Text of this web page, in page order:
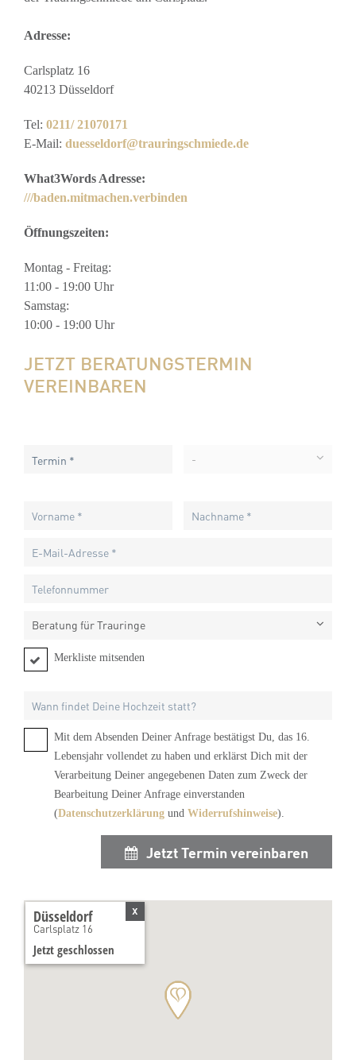
Adresse:
Carlsplatz 16
40213 Düsseldorf
Tel: 0211/ 21070171
E-Mail: duesseldorf@trauringschmiede.de
What3Words Adresse:
///baden.mitmachen.verbinden
Öffnungszeiten:
Montag - Freitag:
11:00 - 19:00 Uhr
Samstag:
10:00 - 19:00 Uhr
JETZT BERATUNGSTERMIN
VEREINBAREN
Termin * -
Beratung für Trauringe
Merkliste mitsenden
Mit dem Absenden Deiner Anfrage bestätigst Du, das 16.
Lebensjahr vollendet zu haben und erklärst Dich mit der
Verarbeitung Deiner angegebenen Daten zum Zweck der
Bearbeitung Deiner Anfrage einverstanden
(Datenschutzerklärung und Widerrufshinweise).
Jetzt Termin vereinbaren
x
Düsseldorf
Carlsplatz 16
Jetzt geschlossen